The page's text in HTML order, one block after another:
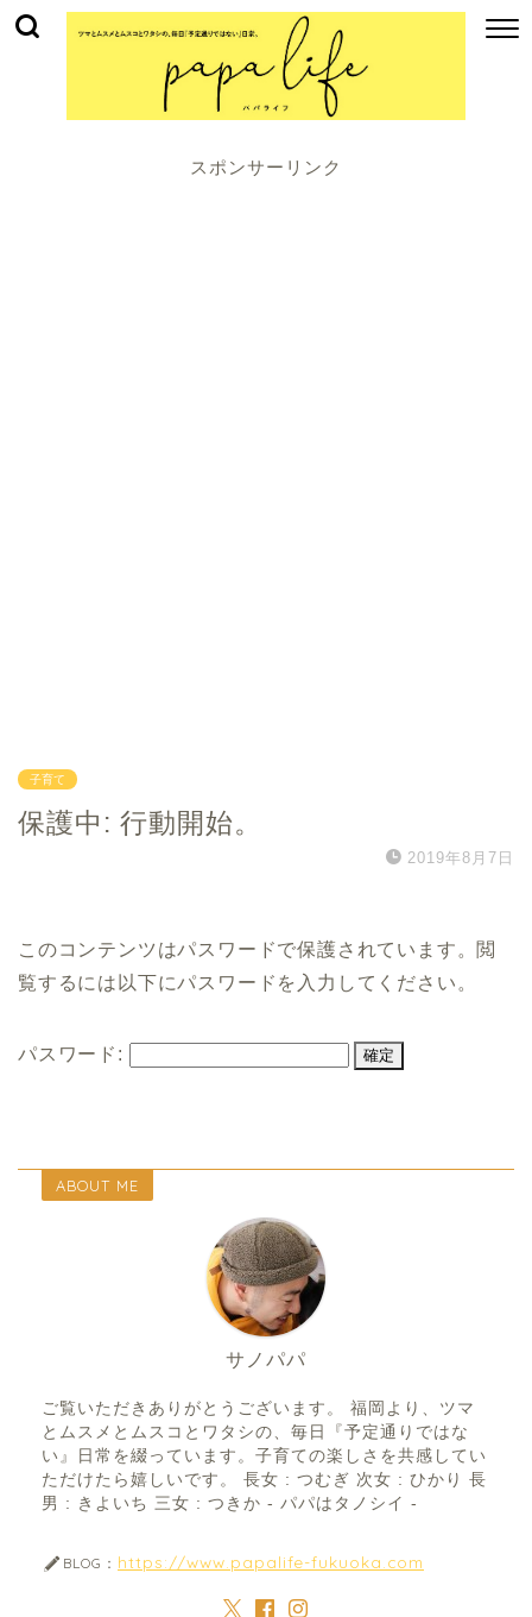
スポンサーリンク
子育て
保護中: 行動開始。
2019年8月7日
このコンテンツはパスワードで保護されています。閲
覧するには以下にパスワードを入力してください。
パスワード:
ABOUT ME
サノパパ
ご覧いただきありがとうございます。 福岡より、ツマ
とムスメとムスコとワタシの、毎日『予定通りではな
い』日常を綴っています。子育ての楽しさを共感してい
ただけたら嬉しいです。 長女 : つむぎ 次女 : ひかり 長
男 : きよいち 三女 : つきか - パパはタノシイ -
BLOG： https://www.papalife-fukuoka.com